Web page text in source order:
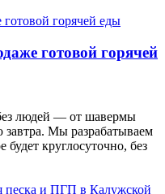
готовой горячей
людей — от шавермы
завтра. Мы разрабатываем
будет круглосуточно, без